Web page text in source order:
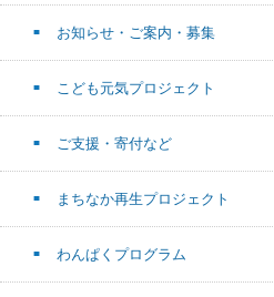
お知らせ・ご案内・募集
こども元気プロジェクト
ご支援・寄付など
まちなか再生プロジェクト
わんぱくプログラム